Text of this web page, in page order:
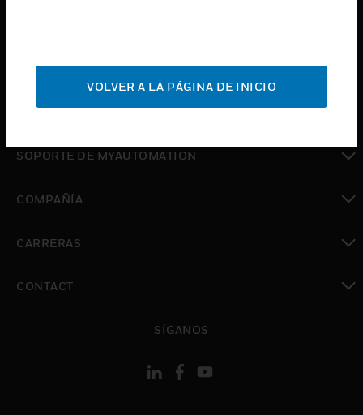
SOPORTE
DÓNDE COMPRAR
Cambiar vista
SOPORTE DE MYAUTOMATION
COMPAÑÍA
CARRERAS
CONTACT
SÍGANOS
VOLVER A LA PÁGINA DE INICIO